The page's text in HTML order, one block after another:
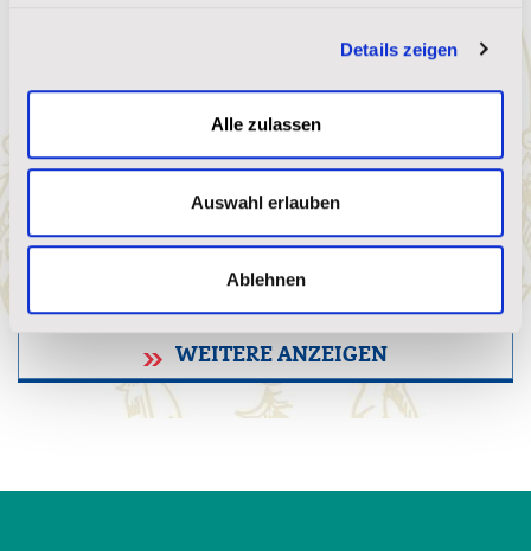
Details zeigen
Alle zulassen
Auswahl erlauben
Ablehnen
Ich hasse den Wintertag: Ein bisschen
WEITERE ANZEIGEN